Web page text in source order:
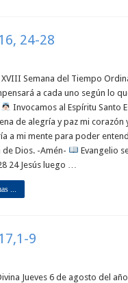
24-28
XVIII Semana del Tiempo
a cada uno según lo
Invocamos al Espíritu Santo
de alegría y paz mi corazón
a mi mente para poder
de Dios. -Amén-
Evangelio
24 Jesús luego …
...
9
Jueves 6 de agosto del